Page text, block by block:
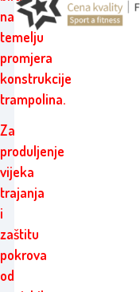
na
temelju
promjera
konstrukcije
trampolina.
Za
produljenje
vijeka
trajanja
i
zaštitu
pokrova
od